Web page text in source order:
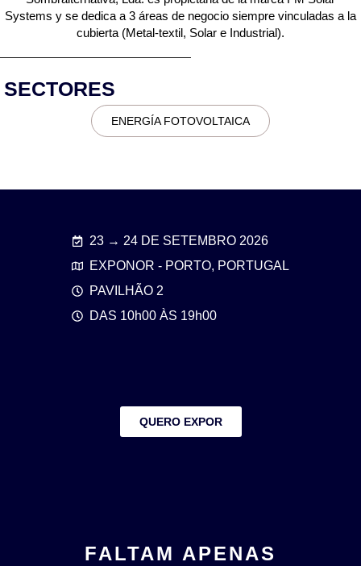
Systems y se dedica a 3 áreas de negocio siempre vinculadas a la
cubierta (Metal-textil, Solar e Industrial).
SECTORES
ENERGÍA FOTOVOLTAICA
23 → 24 DE SETEMBRO 2026
EXPONOR - PORTO, PORTUGAL
PAVILHÃO 2
DAS 10h00 ÀS 19h00
QUERO EXPOR
FALTAM APENAS